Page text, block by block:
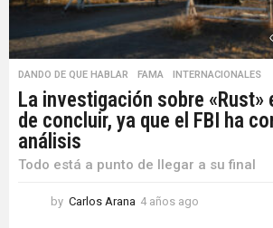
DANDO DE QUE HABLAR ,FAMA INTERNACIONALES
La investigación sobre «Rust»
de concluir, ya que el FBI ha
análisis
Todo está a punto de llegar a su final
by Carlos Arana 4 años ago